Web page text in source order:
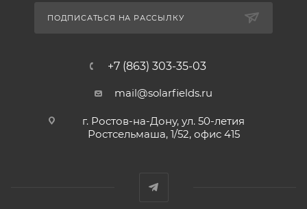
ПОДПИСАТЬСЯ НА РАССЫЛКУ
+7 (863) 303-35-03
mail@solarfields.ru
г. Ростов-на-Дону, ул. 50-летия
Ростсельмаша, 1/52, офис 415